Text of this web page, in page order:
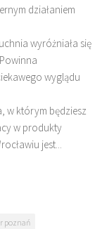
działaniem
wyróżniała się
wyglądu
w którym będziesz
w produkty
jest...
poznań